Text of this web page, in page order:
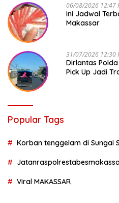
06/08/2026 12:47
Ini Jadwal
Makassar
31/07/2026 12:30
Dirlantas
Pick Up Jadi
Popular Tags
Korban tenggelam di Sungai
Viral MAKASSAR